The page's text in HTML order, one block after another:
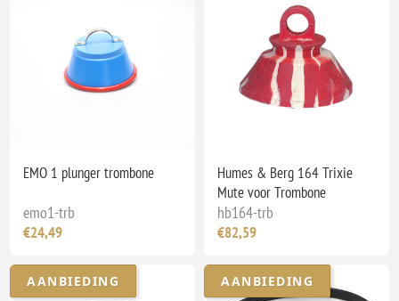
EMO 1 plunger trombone
emo1-trb
€24,49
Humes & Berg 164 Trixie
Mute voor Trombone
hb164-trb
€82,59
AANBIEDING AANBIEDING